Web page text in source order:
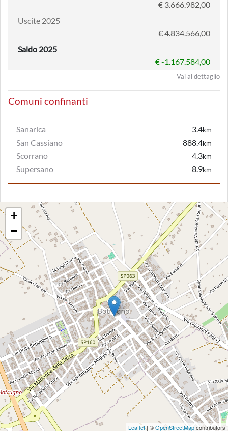
€ 3.666.982,00
Uscite 2025
€ 4.834.566,00
Saldo 2025
€ -1.167.584,00
Vai al dettaglio
Comuni confinanti
Sanarica 3.4km
San Cassiano 888.4km
Scorrano 4.3km
Supersano 8.9km
+
−
Leaflet| ©OpenStreetMapcontributors